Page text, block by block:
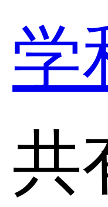
学
卡